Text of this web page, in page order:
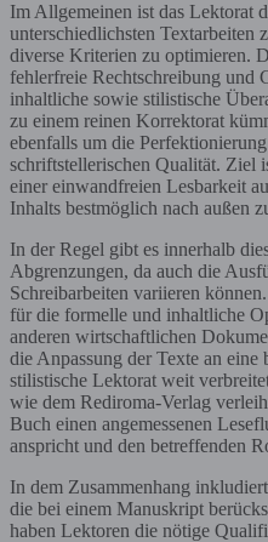
Im Allgemeinen ist das Lektorat
unterschiedlichsten Textarbeiten
diverse Kriterien zu optimieren.
fehlerfreie Rechtschreibung und
inhaltliche sowie stilistische
zu einem reinen Korrektorat
ebenfalls um die
schriftstellerischen Qualität. Ziel
einer einwandfreien Lesbarkeit
Inhalts bestmöglich nach außen
In der Regel gibt es innerhalb
Abgrenzungen, da auch die
Schreibarbeiten variieren
für die formelle und inhaltliche
anderen wirtschaftlichen
die Anpassung der Texte an eine
stilistische Lektorat weit
wie dem Rediroma-Verlag
Buch einen angemessenen
anspricht und den betreffenden
In dem Zusammenhang
die bei einem Manuskript
haben Lektoren die nötige